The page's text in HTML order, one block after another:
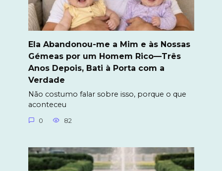
Ela Abandonou-me a Mim e às Nossas
Gémeas por um Homem Rico—Três
Anos Depois, Bati à Porta com a
Verdade
Não costumo falar sobre isso, porque o que
aconteceu
0 82